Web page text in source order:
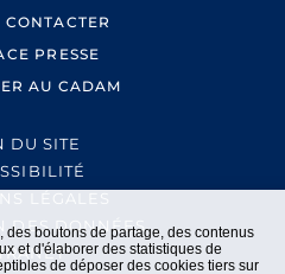
boutons de partage, des contenus
et d'élaborer des statistiques de
de déposer des cookies tiers sur
CONTACTER
PRESSE
AU CADAM
DU SITE
LÉGALES
DES DONNÉES